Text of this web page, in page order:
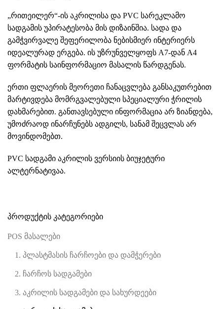
პროდუქტის კატეგორიები
POS მასალები
1. პლასტმასის ჩარჩოები და დამჭერები
2. ჩარჩოს სადგამები
3. აკრილის სადგამები და სახურდეები
„რითეილერ“-ის აკრილისა და PVC სარეკლამო
სადგამის უპირატესობა მის დიზაინშია. სადა და
გამჭვირვალე შეფერილობა ნებისმიერ ინტერიერს
იდეალურად ერგება. ის უზრუნველყოფს A7-დან A4
ფორმატის საინფორმაციო მასალის წარდგენას.
ერთი ფლაერის მეორეთი ჩანაცვლება განსაკუთრებით
მარტივდება მომრგვალებული სპეციალური ჭრილის
დახმარებით. განთავსებული ინფორმაცია არ ზიანდება,
უმოძრაოდ ინარჩუნებს ადგილს, სანამ შეცვლას არ
მოვინდომებთ.
PVC სადგამი აკრილის ვერსიის ბიუჯეტური
ალტერნატივაა.